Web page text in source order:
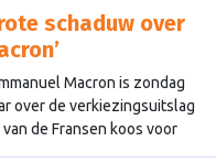
schaduw over
Macron is zondag
over de verkiezingsuitslag
de Fransen koos voor
koers voor Frankrijk